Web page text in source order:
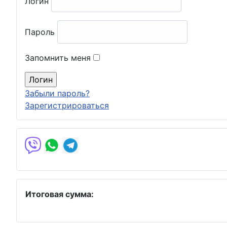
Пароль
Запомнить меня
Забыли пароль?
Зарегистрироваться
Итоговая сумма: